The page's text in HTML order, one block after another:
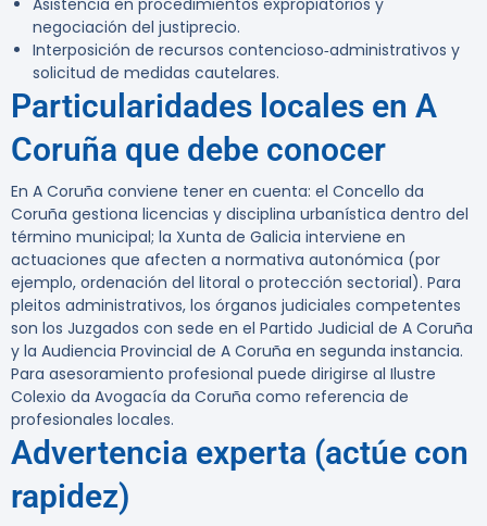
Asistencia en procedimientos expropiatorios y
negociación del justiprecio.
Interposición de recursos contencioso‑administrativos y
solicitud de medidas cautelares.
Particularidades locales en A
Coruña que debe conocer
En A Coruña conviene tener en cuenta: el Concello da
Coruña gestiona licencias y disciplina urbanística dentro del
término municipal; la Xunta de Galicia interviene en
actuaciones que afecten a normativa autonómica (por
ejemplo, ordenación del litoral o protección sectorial). Para
pleitos administrativos, los órganos judiciales competentes
son los Juzgados con sede en el Partido Judicial de A Coruña
y la Audiencia Provincial de A Coruña en segunda instancia.
Para asesoramiento profesional puede dirigirse al Ilustre
Colexio da Avogacía da Coruña como referencia de
profesionales locales.
Advertencia experta (actúe con
rapidez)